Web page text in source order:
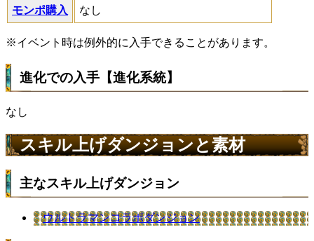
モンポ購入 なし
※イベント時は例外的に入手できることがあります。
進化での入手【進化系統】
なし
スキル上げダンジョンと素材
主なスキル上げダンジョン
ウルトラマンコラボダンジョン